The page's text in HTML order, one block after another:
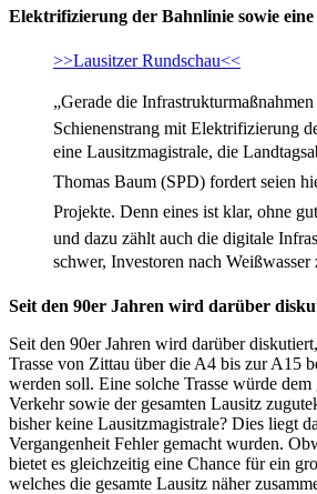
Elektrifizierung der Bahnlinie sowie eine
>>Lausitzer Rundschau<<
„Gerade die Infrastrukturmaßnahmen
Schienenstrang mit Elektrifizierung
eine Lausitzmagistrale, die
Thomas Baum (SPD) fordert seien
Projekte. Denn eines ist klar, ohne
und dazu zählt auch die digitale
schwer, Investoren nach Weißwasser
Seit den 90er Jahren wird darüber
Seit den 90er Jahren wird darüber
Trasse von Zittau über die A4 bis zur A15
werden soll. Eine solche Trasse würde dem
Verkehr sowie der gesamten Lausitz
bisher keine Lausitzmagistrale? Dies liegt
Vergangenheit Fehler gemacht wurden.
bietet es gleichzeitig eine Chance für ein
welches die gesamte Lausitz näher